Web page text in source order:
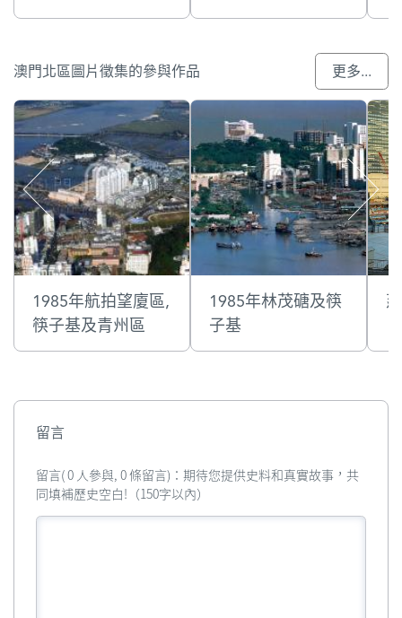
澳門北區圖片徵集的參與作品 更多...
1985年航拍望廈區,
筷子基及青州區
1985年林茂磄及筷
子基
留言
留言( 0 人參與, 0 條留言)：期待您提供史料和真實故事，共
同填補歷史空白!（150字以內）